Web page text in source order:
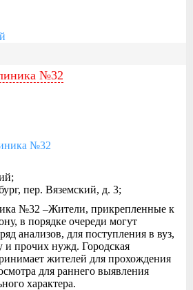
№32
пер. Вяземский, д. 3;
№32 –Жители, прикрепленные к
в порядке очереди могут
анализов, для поступления в вуз,
и прочих нужд. Городская
жителей для прохождения
для раннего выявления
характера.